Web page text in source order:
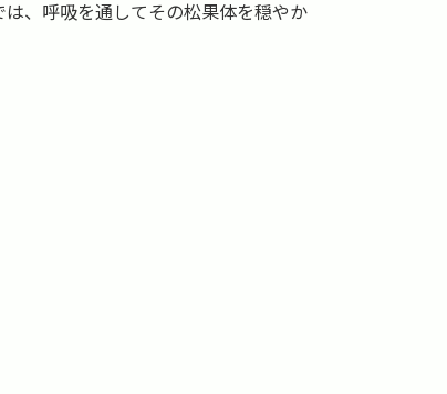
、呼吸を通してその松果体を穏やか